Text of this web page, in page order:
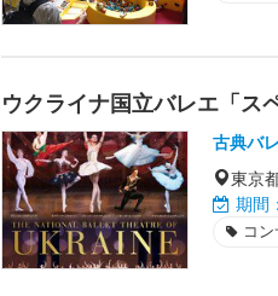
ウクライナ国立バレエ「ス
古典バ
東京
期間：
コ